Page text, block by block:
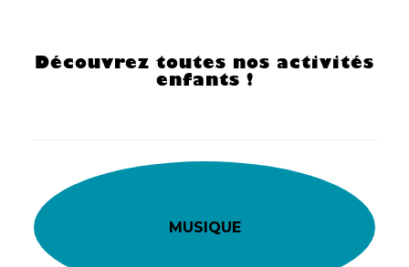
Découvrez toutes nos activités
enfants !
MUSIQUE